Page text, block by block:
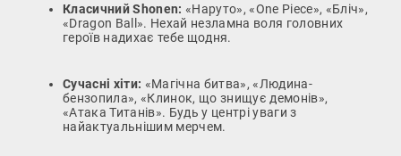
Класичний Shonen: «Наруто», «One Piece», «Бліч»,
«Dragon Ball». Нехай незламна воля головних
героїв надихає тебе щодня.
Сучасні хіти: «Магічна битва», «Людина-
бензопила», «Клинок, що знищує демонів»,
«Атака Титанів». Будь у центрі уваги з
найактуальнішим мерчем.